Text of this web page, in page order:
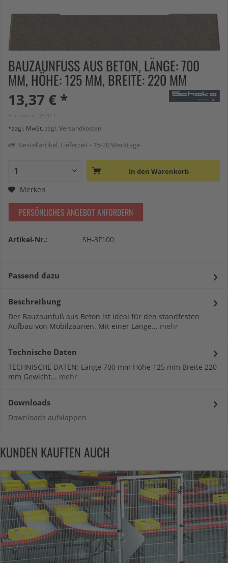
BAUZAUNFUSS AUS BETON, LÄNGE: 700 M
M, HÖHE: 125 MM, BREITE: 220 MM
13,37 € *
Bruttopreis: 15,91 €
*zzgl. MwSt. zzgl. Versandkosten
Bestellartikel. Lieferzeit - 15-20 Werktage
In den Warenkorb
Merken
PERSÖNLICHES ANGEBOT ANFORDERN
Artikel-Nr.: SH-3F100
Passend dazu
Beschreibung
Der Bauzaunfuß aus Beton ist ideal für den standfesten
Aufbau von Mobilzäunen. Mit einer Länge... mehr
Technische Daten
TECHNISCHE DATEN: Länge 700 mm Höhe 125 mm Breite 220
mm Gewicht... mehr
Downloads
Downloads aufklappen
KUNDEN KAUFTEN AUCH